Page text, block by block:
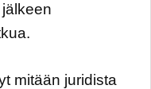
mitään juridista